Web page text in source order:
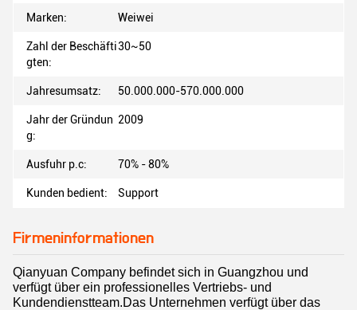
Marken: Weiwei
Zahl der Beschäfti
gten:
30~50
Jahresumsatz: 50.000.000-570.000.000
Jahr der Gründun
g:
2009
Ausfuhr p.c: 70% - 80%
Kunden bedient: Support
Firmeninformationen
Qianyuan Company befindet sich in Guangzhou und
verfügt über ein professionelles Vertriebs- und
Kundendienstteam.Das Unternehmen verfügt über das